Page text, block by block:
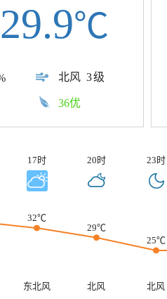
北风 3级
29.9℃
36优
17时 20时 23时
32℃
29℃
25℃
东北风 北风
北风